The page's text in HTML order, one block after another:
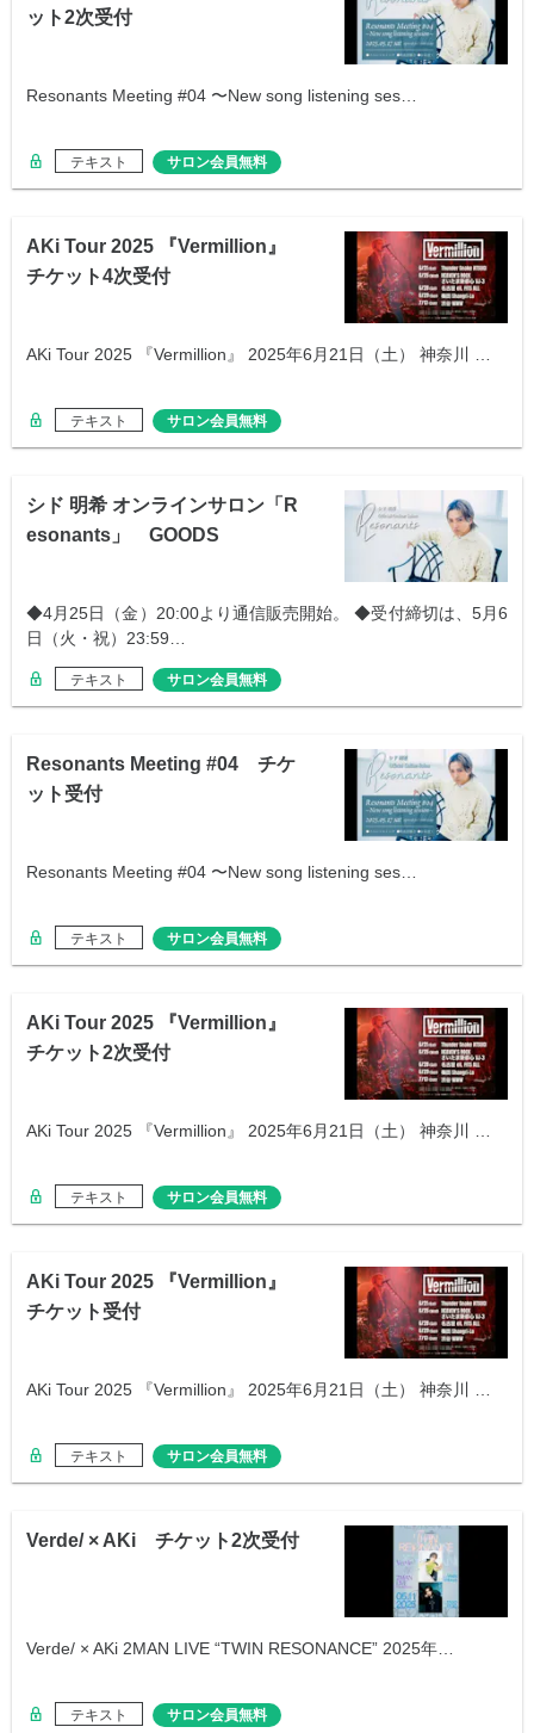
ット2次受付
Resonants Meeting #04 〜New song listening ses…
テキスト サロン会員無料
AKi Tour 2025 『Vermillion』
チケット4次受付
AKi Tour 2025 『Vermillion』 2025年6月21日（土） 神奈川 …
テキスト サロン会員無料
シド 明希 オンラインサロン「R
esonants」 GOODS
◆4月25日（金）20:00より通信販売開始。 ◆受付締切は、5月6
日（火・祝）23:59…
テキスト サロン会員無料
Resonants Meeting #04 チケ
ット受付
Resonants Meeting #04 〜New song listening ses…
テキスト サロン会員無料
AKi Tour 2025 『Vermillion』
チケット2次受付
AKi Tour 2025 『Vermillion』 2025年6月21日（土） 神奈川 …
テキスト サロン会員無料
AKi Tour 2025 『Vermillion』
チケット受付
AKi Tour 2025 『Vermillion』 2025年6月21日（土） 神奈川 …
テキスト サロン会員無料
Verde/ × AKi チケット2次受付
Verde/ × AKi 2MAN LIVE “TWIN RESONANCE” 2025年…
テキスト サロン会員無料